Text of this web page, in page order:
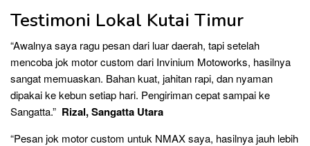
Testimoni Lokal Kutai Timur
“Awalnya saya ragu pesan dari luar daerah, tapi setelah
mencoba jok motor custom dari Invinium Motoworks, hasilnya
sangat memuaskan. Bahan kuat, jahitan rapi, dan nyaman
dipakai ke kebun setiap hari. Pengiriman cepat sampai ke
Sangatta.” Rizal, Sangatta Utara
“Pesan jok motor custom untuk NMAX saya, hasilnya jauh lebih